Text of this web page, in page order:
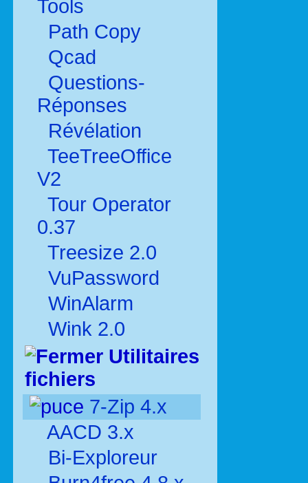
Tools
Path Copy
Qcad
Questions-
Réponses
Révélation
TeeTreeOffice
V2
Tour Operator
0.37
Treesize 2.0
VuPassword
WinAlarm
Wink 2.0
Utilitaires
fichiers
7-Zip 4.x
AACD 3.x
Bi-Exploreur